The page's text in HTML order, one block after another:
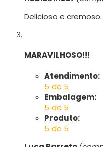
Delicioso e cremoso.
MARAVILHOSO!!!
Atendimento:
5 de 5
Embalagem:
5 de 5
Produto:
5 de 5